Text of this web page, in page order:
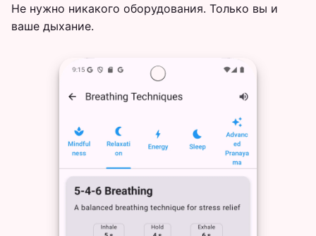
Не нужно никакого оборудования. Только вы и
ваше дыхание.